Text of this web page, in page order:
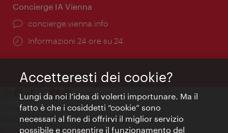
Concierge IA Vienna
Ort:
concierge.vienna.info
Öffnungszeiten:
Informazioni 24 ore su 24
Contatti
Colophon
Dichiarazione sulla protezione dei dati
Accetteresti dei cookie?
Lungi da noi l’idea di volerti importunare. Ma il
fatto è che i cosiddetti “cookie” sono
necessari al fine di offrirvi il miglior servizio
possibile e consentire il funzionamento del